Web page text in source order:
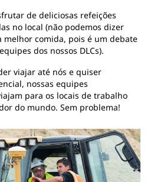
de deliciosas refeições
no local (não podemos dizer
melhor comida, pois é um debate
dos nossos DLCs).
viajar até nós e quiser
nossas equipes
para os locais de trabalho
do mundo. Sem problema!